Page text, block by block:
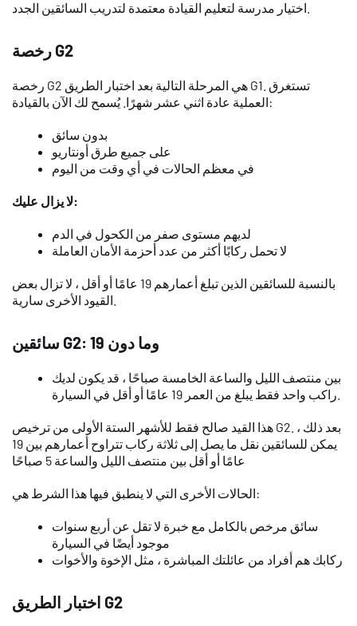
رخصة G2
رخصة G2 هي المرحلة التالية بعد اختبار الطريق G1. تستغرق
العملية عادة اثني عشر شهرًا. يُسمح لك الآن بالقيادة:
بدون سائق
على جميع طرق أونتاريو
في معظم الحالات في أي وقت من اليوم
لا يزال عليك:
لديهم مستوى صفر من الكحول في الدم
لا تحمل ركابًا أكثر من عدد أحزمة الأمان العاملة
بالنسبة للسائقين الذين تبلغ أعمارهم 19 عامًا أو أقل ، لا تزال بعض
سائقين G2: 19 وما دون
بين منتصف الليل والساعة الخامسة صباحًا ، قد يكون لديك
هذا القيد صالح فقط للأشهر الستة الأولى من ترخيص G2. بعد ذلك ،
يمكن للسائقين نقل ما يصل إلى ثلاثة ركاب تتراوح أعمارهم بين 19
عامًا أو أقل بين منتصف الليل والساعة 5 صباحًا
الحالات الأخرى التي لا ينطبق فيها هذا الشرط هي:
سائق مرخص بالكامل مع خبرة لا تقل عن أربع سنوات
موجود أيضًا في السيارة
ركابك هم أفراد من عائلتك المباشرة ، مثل الإخوة والأخوات
اختبار الطريق G2